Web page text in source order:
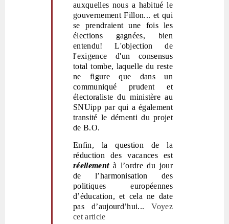
auxquelles nous a habitué le
gouvernement Fillon... et qui
se prendraient une fois les
élections gagnées, bien
entendu! L'objection de
l'exigence d'un consensus
total tombe, laquelle du reste
ne figure que dans un
communiqué prudent et
électoraliste du ministère au
SNUipp par qui a également
transité le démenti du projet
de B.O.
Enfin, la question de la
réduction des vacances est
réellementà l’ordre du jour
de l’harmonisation des
politiques européennes
d’éducation, et cela ne date
pas d’aujourd’hui...Voyez
cet article